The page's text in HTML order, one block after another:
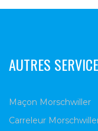
AUTRES
Maçon Morschwiller
Carreleur